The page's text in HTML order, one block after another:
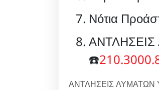
Νότια
☎️
ΑΝΤΛΗΣΕΙΣ ΛΥΜΑΤΩΝ